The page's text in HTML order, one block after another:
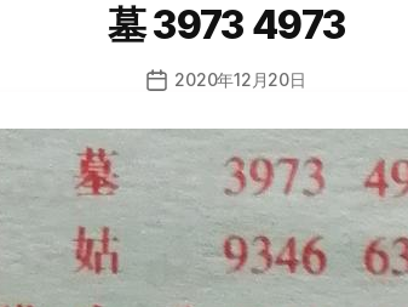
墓 3973 4973
发
日
2020年12月20日